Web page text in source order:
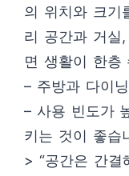
의 위치와 크기
리 공간과 거실
면 생활이 한층
– 주방과 다이
– 사용 빈도가
키는 것이 좋습
> “공간은 간결